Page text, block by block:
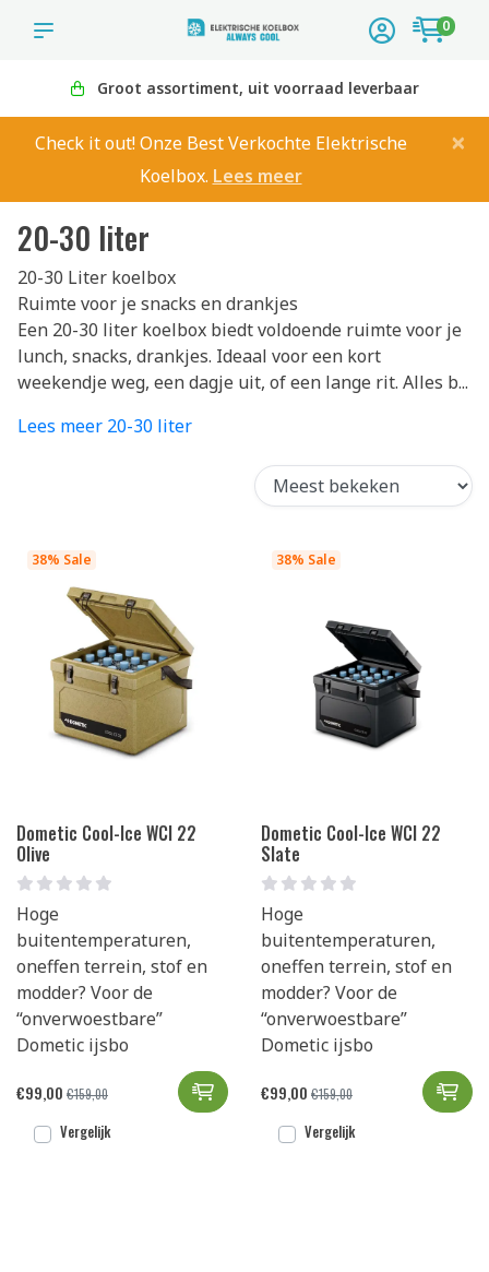
0
Groot assortiment, uit voorraad leverbaar
Check it out! Onze Best Verkochte Elektrische
Koelbox. Lees meer
×
20-30 liter
20-30 Liter koelbox
Ruimte voor je snacks en drankjes
Een 20-30 liter koelbox biedt voldoende ruimte voor je
lunch, snacks, drankjes. Ideaal voor een kort
weekendje weg, een dagje uit, of een lange rit. Alles b...
Lees meer 20-30 liter
38% Sale
Dometic Cool-Ice WCI 22
Olive
Hoge
buitentemperaturen,
oneffen terrein, stof en
modder? Voor de
“onverwoestbare”
Dometic ijsbo
€99,00 €159,00 Dometic Cool-Ice WCI 22 Olive
Vergelijk
38% Sale
Dometic Cool-Ice WCI 22
Slate
Hoge
buitentemperaturen,
oneffen terrein, stof en
modder? Voor de
“onverwoestbare”
Dometic ijsbo
€99,00 €159,00
Vergelijk